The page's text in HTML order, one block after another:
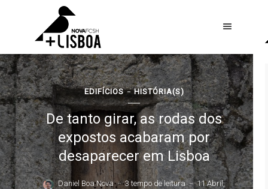
EDIFÍCIOS HISTÓRIA(S)
De tanto girar, as rodas dos
expostos acabaram por
desaparecer em Lisboa
Daniel Boa Nova 3 tempo de leitura
11 Abril,